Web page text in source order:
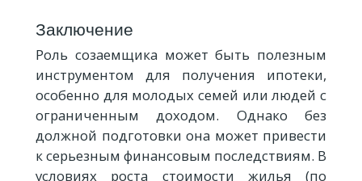
Заключение
Роль созаемщика может быть полезным
инструментом для получения ипотеки,
особенно для молодых семей или людей с
ограниченным доходом. Однако без
должной подготовки она может привести
к серьезным финансовым последствиям. В
условиях роста стоимости жилья (по